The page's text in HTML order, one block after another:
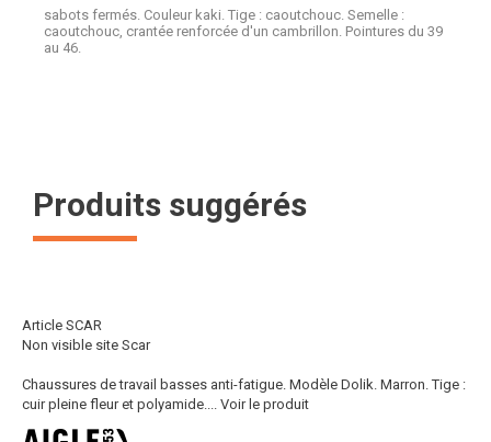
sabots fermés. Couleur kaki. Tige : caoutchouc. Semelle :
caoutchouc, crantée renforcée d'un cambrillon. Pointures du 39
au 46.
Produits suggérés
Article SCAR
Non visible site Scar
Chaussures de travail basses anti-fatigue. Modèle Dolik. Marron. Tige :
cuir pleine fleur et polyamide....
Voir le produit